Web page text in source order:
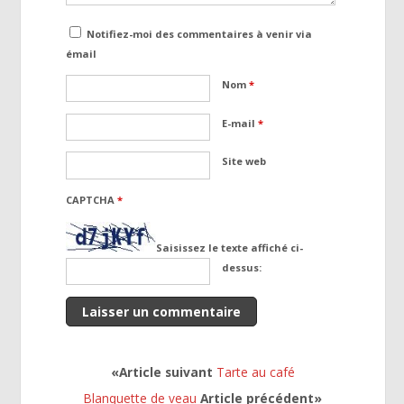
Notifiez-moi des commentaires à venir via
émail
Nom*
E-mail*
Site web
CAPTCHA*
Saisissez le texte affiché ci-
dessus:
«Article suivant Tarte au café
Blanquette de veau Article précédent»